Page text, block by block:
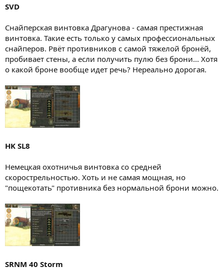
SVD
Снайперская винтовка Драгунова - самая престижная
винтовка. Такие есть только у самых профессиональных
снайперов. Рвёт противников с самой тяжелой бронёй,
пробивает стены, а если получить пулю без брони... Хотя
о какой броне вообще идет речь? Нереально дорогая.
HK SL8
Немецкая охотничья винтовка со средней
скорострельностью. Хоть и не самая мощная, но
"пощекотать" противника без нормальной брони можно.
SRNM 40 Storm